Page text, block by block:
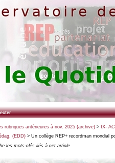
rubriques antérieures à nov. 2025 (archive)> IX-
(EDD)> Un collège REP+ recordman mondial
les mots-clés liés à cet article